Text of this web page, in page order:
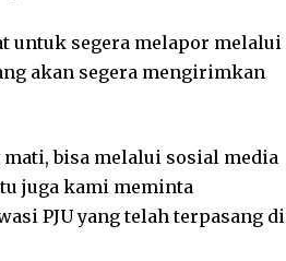
untuk segera melapor melalui
akan segera mengirimkan
mati, bisa melalui sosial media
juga kami meminta
PJU yang telah terpasang di